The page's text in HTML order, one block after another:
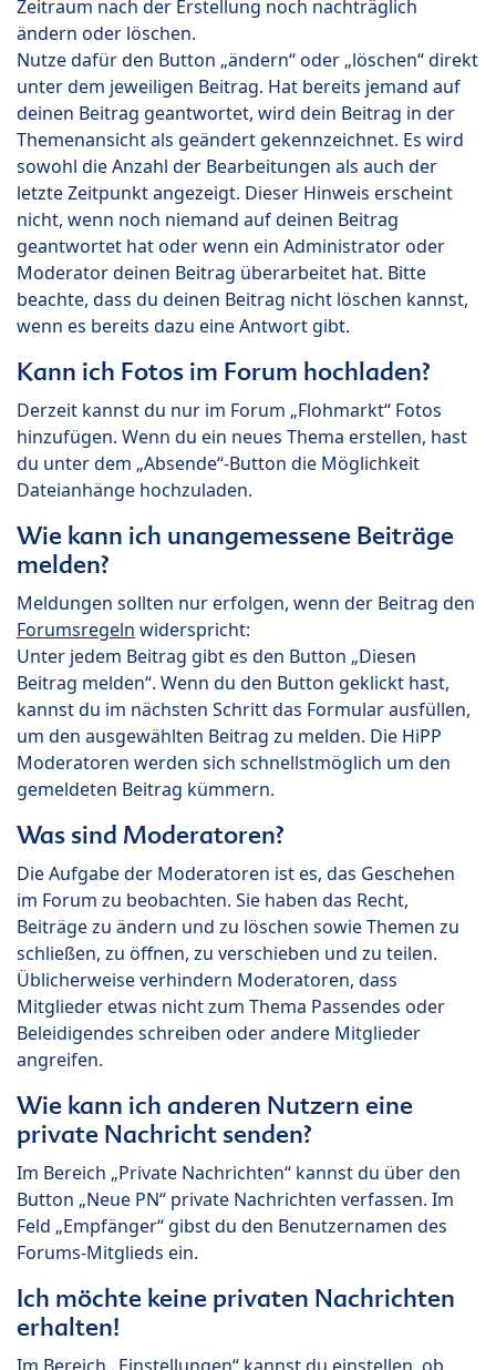
Zeitraum nach der Erstellung noch nachträglich
ändern oder löschen.
Nutze dafür den Button „ändern“ oder „löschen“ direkt
unter dem jeweiligen Beitrag. Hat bereits jemand auf
deinen Beitrag geantwortet, wird dein Beitrag in der
Themenansicht als geändert gekennzeichnet. Es wird
sowohl die Anzahl der Bearbeitungen als auch der
letzte Zeitpunkt angezeigt. Dieser Hinweis erscheint
nicht, wenn noch niemand auf deinen Beitrag
geantwortet hat oder wenn ein Administrator oder
Moderator deinen Beitrag überarbeitet hat. Bitte
beachte, dass du deinen Beitrag nicht löschen kannst,
wenn es bereits dazu eine Antwort gibt.
Kann ich Fotos im Forum hochladen?
Derzeit kannst du nur im Forum „Flohmarkt“ Fotos
hinzufügen. Wenn du ein neues Thema erstellen, hast
du unter dem „Absende“-Button die Möglichkeit
Dateianhänge hochzuladen.
Wie kann ich unangemessene Beiträge
melden?
Meldungen sollten nur erfolgen, wenn der Beitrag den
Forumsregeln widerspricht:
Unter jedem Beitrag gibt es den Button „Diesen
Beitrag melden“. Wenn du den Button geklickt hast,
kannst du im nächsten Schritt das Formular ausfüllen,
um den ausgewählten Beitrag zu melden. Die HiPP
Moderatoren werden sich schnellstmöglich um den
gemeldeten Beitrag kümmern.
Was sind Moderatoren?
Die Aufgabe der Moderatoren ist es, das Geschehen
im Forum zu beobachten. Sie haben das Recht,
Beiträge zu ändern und zu löschen sowie Themen zu
schließen, zu öffnen, zu verschieben und zu teilen.
Üblicherweise verhindern Moderatoren, dass
Mitglieder etwas nicht zum Thema Passendes oder
Beleidigendes schreiben oder andere Mitglieder
angreifen.
Wie kann ich anderen Nutzern eine
private Nachricht senden?
Im Bereich „Private Nachrichten“ kannst du über den
Button „Neue PN“ private Nachrichten verfassen. Im
Feld „Empfänger“ gibst du den Benutzernamen des
Forums-Mitglieds ein.
Ich möchte keine privaten Nachrichten
erhalten!